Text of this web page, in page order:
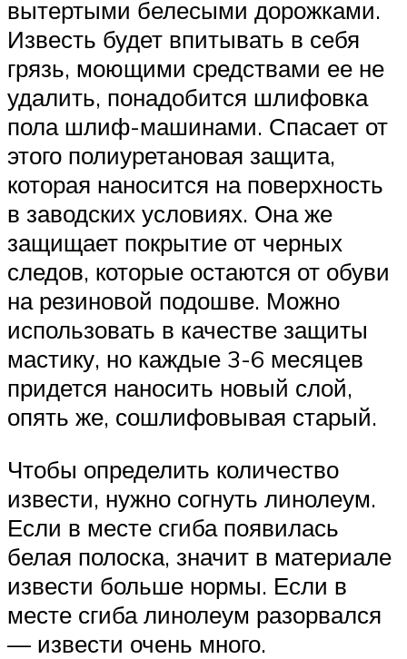
вытертыми белесыми дорожками.
Известь будет впитывать в себя
грязь, моющими средствами ее не
удалить, понадобится шлифовка
пола шлиф-машинами. Спасает от
этого полиуретановая защита,
которая наносится на поверхность
в заводских условиях. Она же
защищает покрытие от черных
следов, которые остаются от обуви
на резиновой подошве. Можно
использовать в качестве защиты
мастику, но каждые 3-6 месяцев
придется наносить новый слой,
опять же, сошлифовывая старый.
Чтобы определить количество
извести, нужно согнуть линолеум.
Если в месте сгиба появилась
белая полоска, значит в материале
извести больше нормы. Если в
месте сгиба линолеум разорвался
— извести очень много.